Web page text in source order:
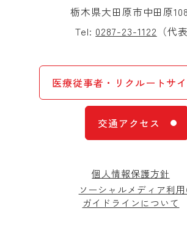
栃木県大田原市中田原
Tel: 0287-23-1122 （代表
医療従事者・リクルートサ
交通アクセス
個人情報保護方針
ソーシャルメディア利用
ガイドラインについて